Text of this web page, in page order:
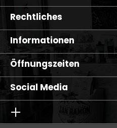
Rechtliches
Informationen
Öffnungszeiten
Social Media